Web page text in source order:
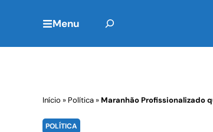
Menu
Início » Política»Maranhão Profissionalizado
POLÍTICA